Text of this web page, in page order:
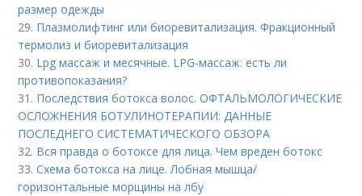
размер одежды
29. Плазмолифтинг или биоревитализация. Фракционный
термолиз и биоревитализация
30. Lpg массаж и месячные. LPG-массаж: есть ли
противопоказания?
31. Последствия ботокса волос. ОФТАЛЬМОЛОГИЧЕСКИЕ
ОСЛОЖНЕНИЯ БОТУЛИНОТЕРАПИИ: ДАННЫЕ
ПОСЛЕДНЕГО СИСТЕМАТИЧЕСКОГО ОБЗОРА
32. Вся правда о ботоксе для лица. Чем вреден ботокс
33.Схема ботокса на лице. Лобная мышца/
горизонтальные морщины на лбу